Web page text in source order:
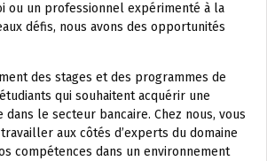
ou un professionnel expérimenté à la
défis, nous avons des opportunités
des stages et des programmes de
qui souhaitent acquérir une
le secteur bancaire. Chez nous, vous
aux côtés d’experts du domaine
compétences dans un environnement